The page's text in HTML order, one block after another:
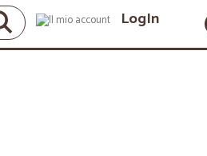
LogIn